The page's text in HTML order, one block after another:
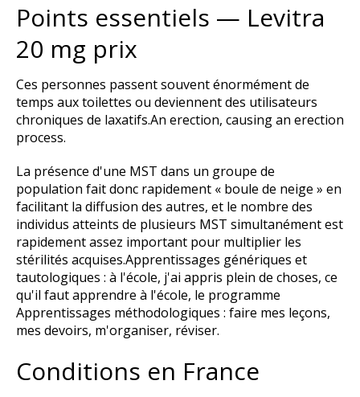
Points essentiels — Levitra
20 mg prix
Ces personnes passent souvent énormément de
temps aux toilettes ou deviennent des utilisateurs
chroniques de laxatifs.An erection, causing an erection
process.
La présence d'une MST dans un groupe de
population fait donc rapidement « boule de neige » en
facilitant la diffusion des autres, et le nombre des
individus atteints de plusieurs MST simultanément est
rapidement assez important pour multiplier les
stérilités acquises.Apprentissages génériques et
tautologiques : à l'école, j'ai appris plein de choses, ce
qu'il faut apprendre à l'école, le programme
Apprentissages méthodologiques : faire mes leçons,
mes devoirs, m'organiser, réviser.
Conditions en France